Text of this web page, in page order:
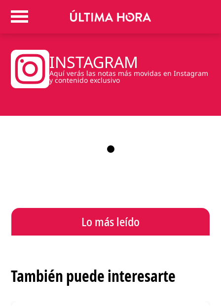
Colombia
Judicial
Politica
Deportes
Positivas
Contenido patrocinado
INSTAGRAM
Aquí verás las notas más movidas en Instagram
y contenido exclusivo
Lo más leído
También puede interesarte